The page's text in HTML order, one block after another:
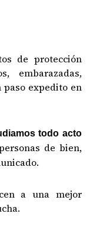
de protección
embarazadas,
expedito en
todo acto
de bien,
a una mejor